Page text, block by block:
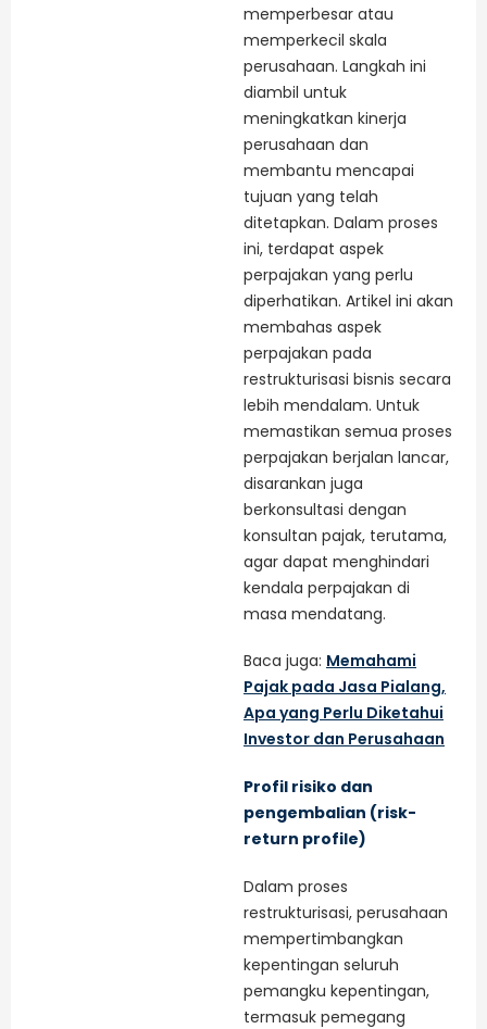
memperbesar atau
memperkecil skala
perusahaan. Langkah ini
diambil untuk
meningkatkan kinerja
perusahaan dan
membantu mencapai
tujuan yang telah
ditetapkan. Dalam proses
ini, terdapat aspek
perpajakan yang perlu
diperhatikan. Artikel ini akan
membahas aspek
perpajakan pada
restrukturisasi bisnis secara
lebih mendalam. Untuk
memastikan semua proses
perpajakan berjalan lancar,
disarankan juga
berkonsultasi dengan
konsultan pajak, terutama,
agar dapat menghindari
kendala perpajakan di
masa mendatang.
Baca juga: Memahami
Pajak pada Jasa Pialang,
Apa yang Perlu Diketahui
Investor dan Perusahaan
Profil risiko dan
pengembalian (risk-
return profile)
Dalam proses
restrukturisasi, perusahaan
mempertimbangkan
kepentingan seluruh
pemangku kepentingan,
termasuk pemegang